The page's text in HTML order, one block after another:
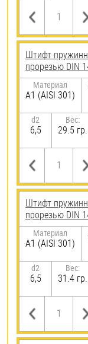
Штифт
прорезью DIN
Материал
А1 (AISI 301)
d2
6,5
Вес:
29.5 гр.
Штифт
прорезью DIN
Материал
А1 (AISI 301)
d2
6,5
Вес:
31.4 гр.